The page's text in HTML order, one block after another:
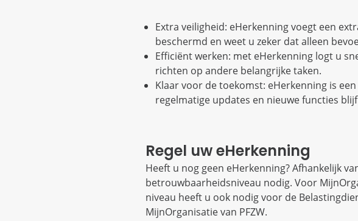
Extra veiligheid: eHerkenning voegt een
beschermd en weet u zeker dat alleen
Efficiënt werken: met eHerkenning logt u
richten op andere belangrijke taken.
Klaar voor de toekomst: eHerkenning is
regelmatige updates en nieuwe functies
Regel uw eHerkenning
Heeft u nog geen eHerkenning? Afhankelijk
betrouwbaarheidsniveau nodig. Voor
niveau heeft u ook nodig voor de
MijnOrganisatie van PFZW.